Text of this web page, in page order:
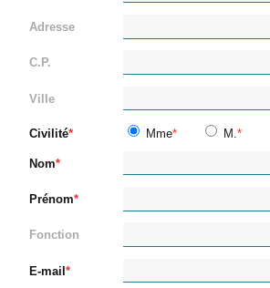
Adresse
C.P.
Ville
Civilité Mme M.
Nom
Prénom
Fonction
E-mail